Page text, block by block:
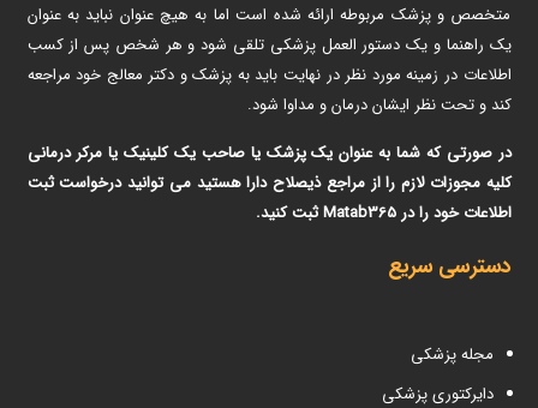
متخصص و پزشک مربوطه ارائه شده است اما به هیچ عنوان نباید به عنوان
یک راهنما و یک دستور العمل پزشکی تلقی شود و هر شخص پس از کسب
اطلاعات در زمینه مورد نظر در نهایت باید به پزشک و دکتر معالج خود مراجعه
کند و تحت نظر ایشان درمان و مداوا شود.
در صورتی که شما به عنوان یک پزشک یا صاحب یک کلینیک یا مرکر درمانی
کلیه مجوزات لازم را از مراجع ذیصلاح دارا هستید می توانید درخواست ثبت
اطلاعات خود را در Matab365 ثبت کنید.
دسترسی سریع
مجله پزشکی
دایرکتوری پزشکی